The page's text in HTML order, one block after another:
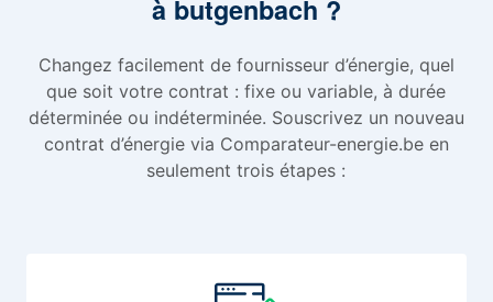
à butgenbach ?
Changez facilement de fournisseur d’énergie, quel
que soit votre contrat : fixe ou variable, à durée
déterminée ou indéterminée. Souscrivez un nouveau
contrat d’énergie via Comparateur-energie.be en
seulement trois étapes :